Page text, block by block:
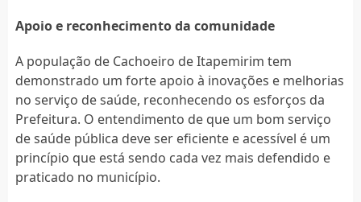
Apoio e reconhecimento da comunidade
A população de Cachoeiro de Itapemirim tem
demonstrado um forte apoio à inovações e melhorias
no serviço de saúde, reconhecendo os esforços da
Prefeitura. O entendimento de que um bom serviço
de saúde pública deve ser eficiente e acessível é um
princípio que está sendo cada vez mais defendido e
praticado no município.